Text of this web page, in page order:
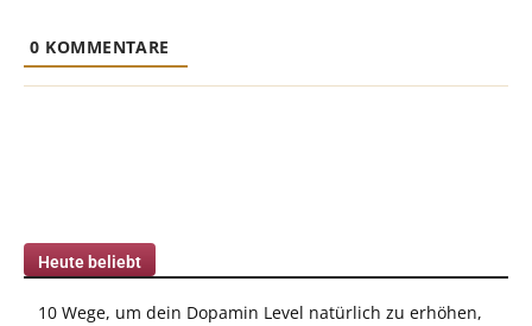
0 KOMMENTARE
Heute beliebt
10 Wege, um dein Dopamin Level natürlich zu erhöhen,